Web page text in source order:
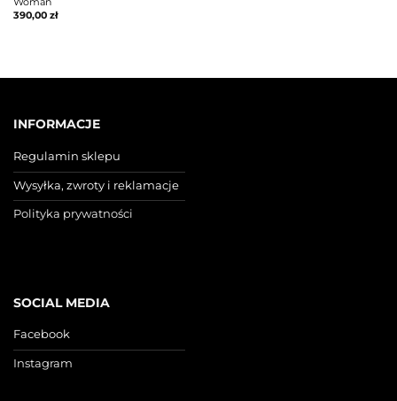
390,00 zł
INFORMACJE
Regulamin sklepu
Wysyłka, zwroty i reklamacje
Polityka prywatności
SOCIAL MEDIA
Facebook
Instagram